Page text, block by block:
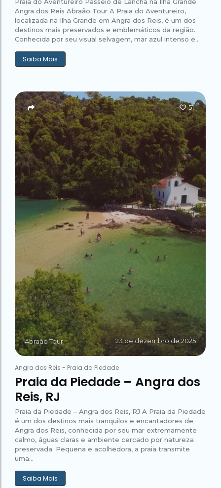
Angra dos Reis Abraão Tour A Praia do Aventureiro,
localizada na Ilha Grande em Angra dos Reis, é um dos
destinos mais preservados e emblemáticos da região.
Conhecida por seu visual selvagem, mar azul intenso e...
Saiba Mais
Abraão Tour 23 de dezembro de 2025
51
Angra dos Reis - Praia da Piedade
Praia da Piedade – Angra dos
Reis, RJ
Praia da Piedade – Angra dos Reis, RJ A Praia da Piedade
é um dos destinos mais tranquilos e encantadores de
Angra dos Reis, conhecida por seu mar extremamente
calmo, águas claras e ambiente cercado por natureza
preservada. Pequena e acolhedora, a praia transmite
uma...
Saiba Mais